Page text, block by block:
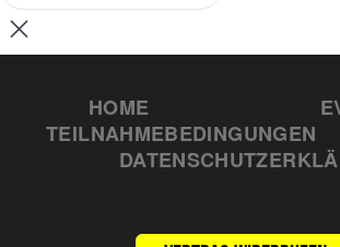
HOME
TEILNAHMEBEDINGUNGEN